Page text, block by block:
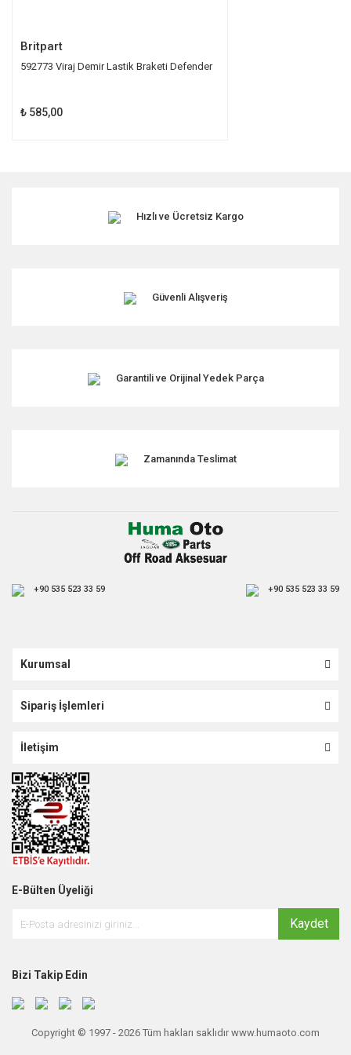
Britpart
592773 Viraj Demir Lastik Braketi Defender
₺ 585,00
Hızlı ve Ücretsiz Kargo
Güvenli Alışveriş
Garantili ve Orijinal Yedek Parça
Zamanında Teslimat
+90 535 523 33 59 +90 535 523 33 59
Kurumsal
Sipariş İşlemleri
İletişim
E-Bülten Üyeliği
Kaydet
Bizi Takip Edin
Copyright © 1997 - 2026 Tüm hakları saklıdır www.humaoto.com